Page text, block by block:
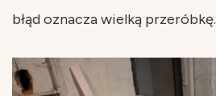
błąd oznacza wielką przeróbkę.